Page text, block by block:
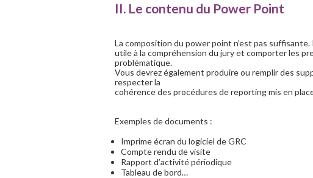
II. Le contenu du Power Point
La composition du power point n’est pas
utile à la compréhension du jury et comporter les
problématique.
Vous devrez également produire ou remplir des
respecter la
cohérence des procédures de reporting mis en
Exemples de documents :
Imprime écran du logiciel de GRC
Compte rendu de visite
Rapport d’activité périodique
Tableau de bord…